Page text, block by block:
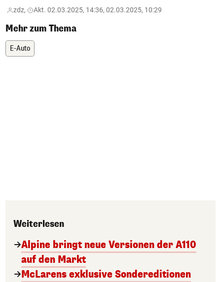
zdz, Akt. 02.03.2025, 14:36, 02.03.2025, 10:29
Mehr zum Thema
E-Auto
Weiterlesen
Alpine bringt neue Versionen der A110
auf den Markt
McLarens exklusive Sondereditionen